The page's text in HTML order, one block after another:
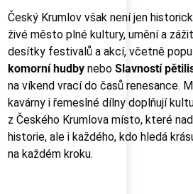
Český Krumlov však není jen
živé město plné kultury, umění a
desítky festivalů a akcí, včetně
komorní hudby neboSlavností
na víkend vrací do časů renesance.
kavárny i řemeslné dílny doplňují
z Českého Krumlova místo, které
historie, ale i každého, kdo hledá
na každém kroku.